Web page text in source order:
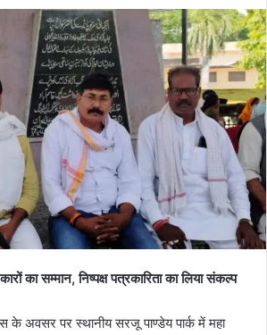
का सम्मान, निष्पक्ष पत्रकारिता का लिया संकल्प
के अवसर पर स्थानीय सरजू पाण्डेय पार्क में महा